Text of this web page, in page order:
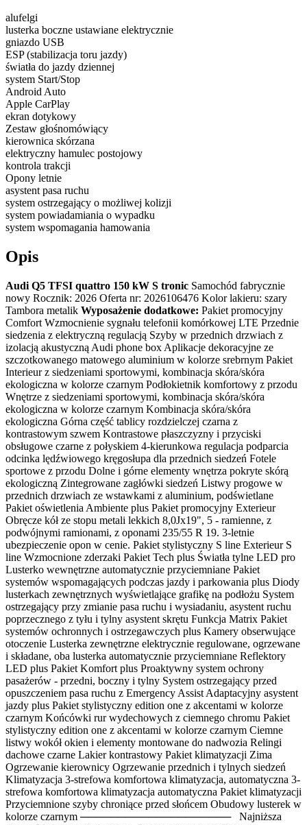
alufelgi
lusterka boczne ustawiane elektrycznie
gniazdo USB
ESP (stabilizacja toru jazdy)
światła do jazdy dziennej
system Start/Stop
Android Auto
Apple CarPlay
ekran dotykowy
Zestaw głośnomówiący
kierownica skórzana
elektryczny hamulec postojowy
kontrola trakcji
Opony letnie
asystent pasa ruchu
system ostrzegający o możliwej kolizji
system powiadamiania o wypadku
system wspomagania hamowania
Opis
Audi Q5 TFSI quattro 150 kW S tronic Samochód fabrycznie
nowy Rocznik: 2026 Oferta nr: 2026106476 Kolor lakieru: szary
Tambora metalik Wyposażenie dodatkowe: Pakiet promocyjny
Comfort Wzmocnienie sygnału telefonii komórkowej LTE Przednie
siedzenia z elektryczną regulacją Szyby w przednich drzwiach z
izolacją akustyczną Audi phone box Aplikacje dekoracyjne ze
szczotkowanego matowego aluminium w kolorze srebrnym Pakiet
Interieur z siedzeniami sportowymi, kombinacja skóra/skóra
ekologiczna w kolorze czarnym Podłokietnik komfortowy z przodu
Wnętrze z siedzeniami sportowymi, kombinacja skóra/skóra
ekologiczna w kolorze czarnym Kombinacja skóra/skóra
ekologiczna Górna część tablicy rozdzielczej czarna z
kontrastowym szwem Kontrastowe płaszczyzny i przyciski
obsługowe czarne z połyskiem 4-kierunkowa regulacja podparcia
odcinka lędźwiowego kręgosłupa dla przednich siedzeń Fotele
sportowe z przodu Dolne i górne elementy wnętrza pokryte skórą
ekologiczną Zintegrowane zagłówki siedzeń Listwy progowe w
przednich drzwiach ze wstawkami z aluminium, podświetlane
Pakiet oświetlenia Ambiente plus Pakiet promocyjny Exterieur
Obręcze kół ze stopu metali lekkich 8,0Jx19", 5 - ramienne, z
podwójnymi ramionami, z oponami 235/55 R 19. 3-letnie
ubezpieczenie opon w cenie. Pakiet stylistyczny S line Exterieur S
line Wzmocnione zderzaki Pakiet Tech plus Światła tylne LED pro
Lusterko wewnętrzne automatycznie przyciemniane Pakiet
systemów wspomagających podczas jazdy i parkowania plus Diody
lusterkach zewnętrznych wyświetlające grafikę na podłożu System
ostrzegający przy zmianie pasa ruchu i wysiadaniu, asystent ruchu
poprzecznego z tyłu i tylny asystent skrętu Funkcja Matrix Pakiet
systemów ochronnych i ostrzegawczych plus Kamery obserwujące
otoczenie Lusterka zewnętrzne elektrycznie regulowane, ogrzewane
i składane, oba lusterka automatycznie przyciemniane Reflektory
LED plus Pakiet Komfort plus Proaktywny system ochrony
pasażerów - przedni, boczny i tylny System ostrzegający przed
opuszczeniem pasa ruchu z Emergency Assist Adaptacyjny asystent
jazdy plus Pakiet stylistyczny edition one z akcentami w kolorze
czarnym Końcówki rur wydechowych z ciemnego chromu Pakiet
stylistyczny edition one z akcentami w kolorze czarnym Ciemne
listwy wokół okien i elementy montowane do nadwozia Relingi
dachowe czarne Lakier kontrastowy Pakiet klimatyzacji Zima
Ogrzewanie kierownicy Ogrzewanie przednich i tylnych siedzeń
Klimatyzacja 3-strefowa komfortowa klimatyzacja, automatyczna 3-
strefowa komfortowa klimatyzacja automatyczna Pakiet klimatyzacji
Przyciemnione szyby chroniące przed słońcem Obudowy lusterek w
kolorze czarnym ──────────────────── Najniższa